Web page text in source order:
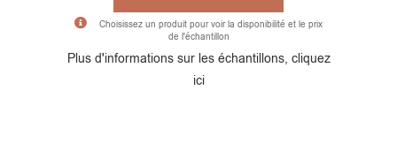
Choisissez un produit pour voir la disponibilité et le prix
de l'échantillon
Alternative:
Plus d'informations sur les échantillons, cliquez
ici